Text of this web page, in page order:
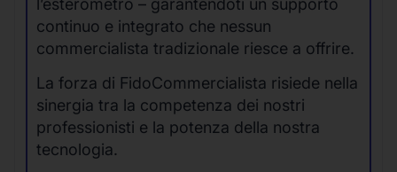
continuo e integrato che nessun
commercialista tradizionale riesce a offrire.
La forza di FidoCommercialista risiede nella
sinergia tra la competenza dei nostri
professionisti e la potenza della nostra
tecnologia.